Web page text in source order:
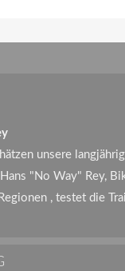
unsere
"No Way" Rey,
, testet die